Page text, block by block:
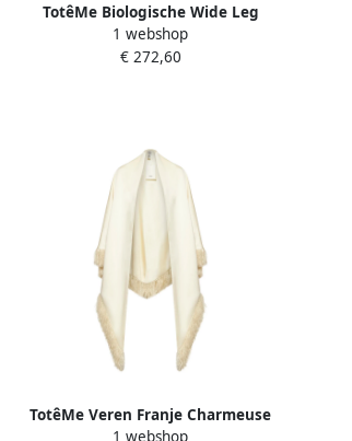
TotêMe Biologische Wide Leg
Jeans White Dames
1 webshop
€ 272,60
TotêMe Veren Franje Charmeuse
1 webshop